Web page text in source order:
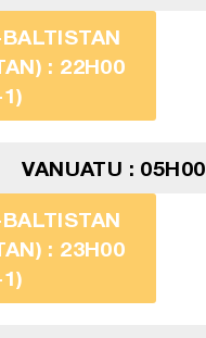
: 22H00
VANUATU : 05H00
: 23H00